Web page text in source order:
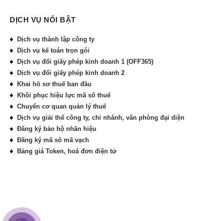
DỊCH VỤ NỔI BẬT
Dịch vụ thành lập công ty
Dịch vụ kế toán trọn gói
Dịch vụ đổi giấy phép kinh doanh 1 (OFF365)
Dịch vụ đổi giấy phép kinh doanh 2
Khai hồ sơ thuế ban đầu
Khôi phục hiệu lực mã số thuế
Chuyển cơ quan quản lý thuế
Dịch vụ giải thể công ty, chi nhánh, văn phòng đại diện
Đăng ký bảo hộ nhãn hiệu
Đăng ký mã số mã vạch
Bảng giá Token, hoá đơn điện tử